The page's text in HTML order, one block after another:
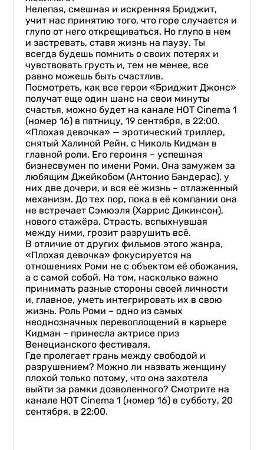
Нелепая, смешная и искренняя Бриджит,
учит нас принятию того, что горе случается и
глупо от него открещиваться. Но глупо в нем
и застревать, ставя жизнь на паузу. Ты
всегда будешь помнить о своих потерях и
чувствовать грусть и, тем не менее, все
равно можешь быть счастлив.
Посмотреть, как все герои «Бриджит Джонс»
получат еще один шанс на свои минуты
счастья, можно будет на канале HOT Cinema 1
(номер 16) в пятницу, 19 сентября, в 22:00.
«Плохая девочка» — эротический триллер,
снятый Халиной Рейн, с Николь Кидман в
главной роли. Его героиня – успешная
бизнесвумен по имени Роми. Она замужем за
любящим Джейкобом (Антонио Бандерас), у
них две дочери, и вся её жизнь – отлаженный
механизм. До тех пор, пока в её компании она
не встречает Сэмюэля (Харрис Дикинсон),
нового стажёра. Страсть, вспыхнувшая
между ними, грозит разрушить всё.
В отличие от других фильмов этого жанра,
«Плохая девочка» фокусируется на
отношениях Роми не с объектом её обожания,
а с самой собой. На том, насколько важно
принимать разные стороны своей личности
и, главное, уметь интегрировать их в свою
жизнь. Роль Роми – одно из самых
неоднозначных перевоплощений в карьере
Кидман – принесла актрисе приз
Венецианского фестиваля.
Где пролегает грань между свободой и
разрушением? Можно ли назвать женщину
плохой только потому, что она захотела
выйти за рамки дозволенного? Смотрите на
канале HOT Cinema 1 (номер 16) в субботу, 20
сентября, в 22:00.